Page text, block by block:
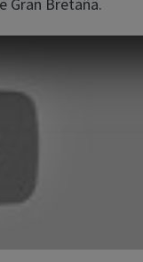
Gran Bretaña.